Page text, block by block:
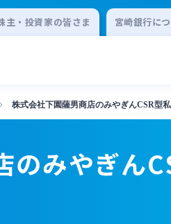
主・投資家の皆さま 宮崎銀行に
株式会社下園薩男商店のみやぎんCSR型
のみやぎん